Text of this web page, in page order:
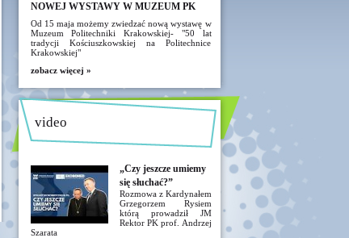
NOWEJ WYSTAWY W MUZEUM PK
Od 15 maja możemy zwiedzać nową wystawę w
Muzeum Politechniki Krakowskiej- "50 lat
tradycji Kościuszkowskiej na Politechnice
Krakowskiej"
zobacz więcej »
video
„Czy jeszcze umiemy
się słuchać?”
Rozmowa z Kardynałem
Grzegorzem Rysiem
którą prowadził JM
Rektor PK prof. Andrzej
Szarata